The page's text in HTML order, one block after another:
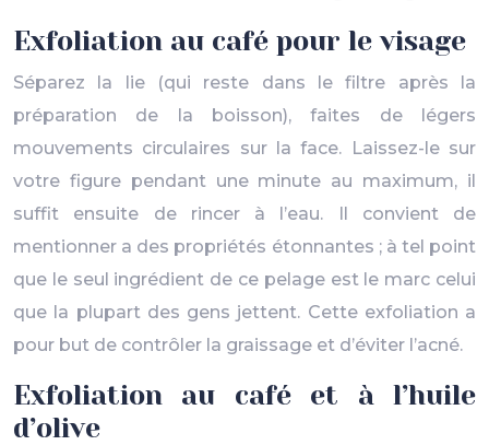
Exfoliation au café pour le visage
Séparez la lie (qui reste dans le filtre après la
préparation de la boisson), faites de légers
mouvements circulaires sur la face. Laissez-le sur
votre figure pendant une minute au maximum, il
suffit ensuite de rincer à l’eau. Il convient de
mentionner a des propriétés étonnantes ; à tel point
que le seul ingrédient de ce pelage est le marc celui
que la plupart des gens jettent. Cette exfoliation a
pour but de contrôler la graissage et d’éviter l’acné.
Exfoliation au café et à l’huile
d’olive